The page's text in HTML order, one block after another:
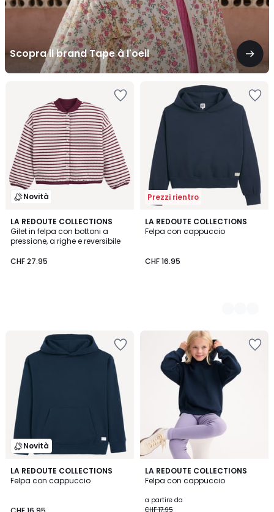
Scopra il brand Tape à l'oeil
Novità
LA REDOUTE COLLECTIONS
Gilet in felpa con bottoni a
pressione, a righe e reversibile
CHF 27.95
Prezzi rientro
LA REDOUTE COLLECTIONS
Felpa con cappuccio
CHF 16.95
3
Colori
Novità
LA REDOUTE COLLECTIONS
Felpa con cappuccio
5
Colori
LA REDOUTE COLLECTIONS
Felpa con cappuccio
a partire da
CHF 17.95
4.4
/ 5
4
Colori